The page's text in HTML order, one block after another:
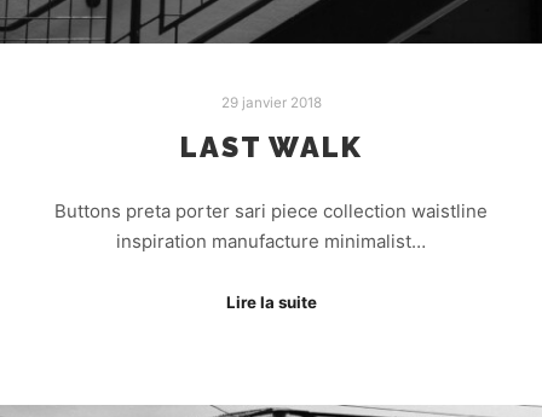
29 janvier 2018
LAST WALK
Buttons preta porter sari piece collection waistline
inspiration manufacture minimalist…
Lire la suite